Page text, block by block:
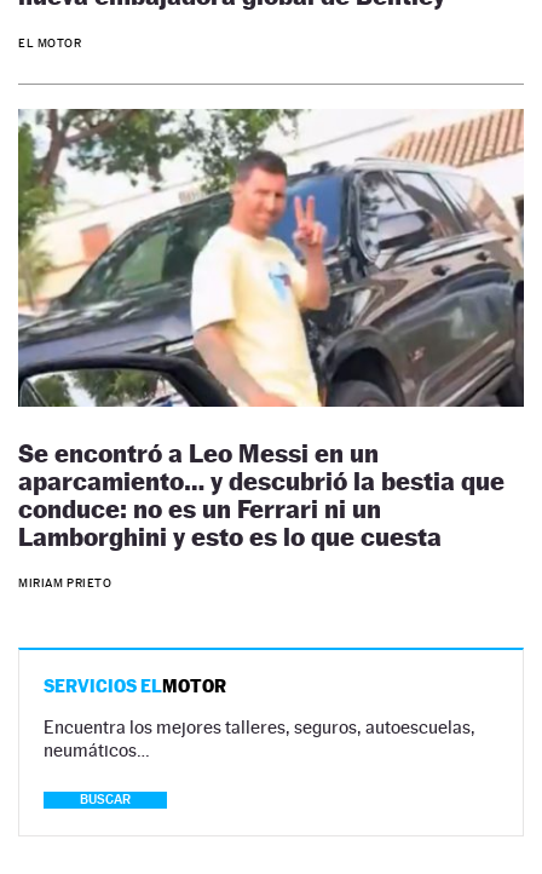
EL MOTOR
Se encontró a Leo Messi en un
aparcamiento… y descubrió la bestia que
conduce: no es un Ferrari ni un
Lamborghini y esto es lo que cuesta
MIRIAM PRIETO
SERVICIOS ELMOTOR
Encuentra los mejores talleres, seguros, autoescuelas,
neumáticos…
BUSCAR